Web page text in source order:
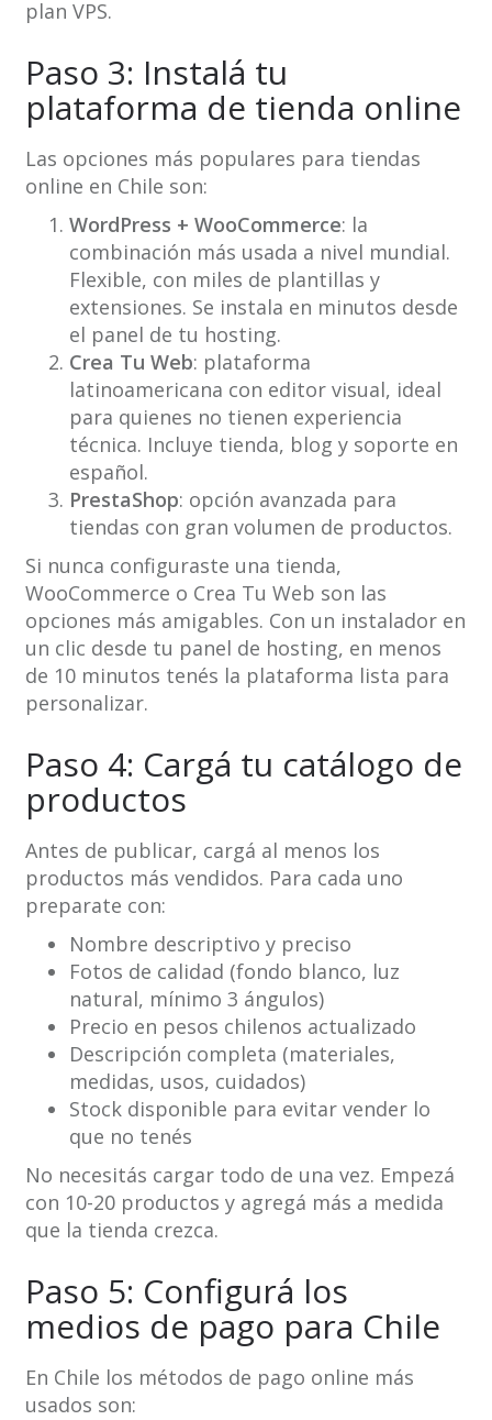
plan VPS.
Paso 3: Instalá tu
plataforma de tienda online
Las opciones más populares para tiendas
online en Chile son:
WordPress + WooCommerce: la
combinación más usada a nivel mundial.
Flexible, con miles de plantillas y
extensiones. Se instala en minutos desde
el panel de tu hosting.
Crea Tu Web: plataforma
latinoamericana con editor visual, ideal
para quienes no tienen experiencia
técnica. Incluye tienda, blog y soporte en
español.
PrestaShop: opción avanzada para
tiendas con gran volumen de productos.
Si nunca configuraste una tienda,
WooCommerce o Crea Tu Web son las
opciones más amigables. Con un instalador en
un clic desde tu panel de hosting, en menos
de 10 minutos tenés la plataforma lista para
personalizar.
Paso 4: Cargá tu catálogo de
productos
Antes de publicar, cargá al menos los
productos más vendidos. Para cada uno
preparate con:
Nombre descriptivo y preciso
Fotos de calidad (fondo blanco, luz
natural, mínimo 3 ángulos)
Precio en pesos chilenos actualizado
Descripción completa (materiales,
medidas, usos, cuidados)
Stock disponible para evitar vender lo
que no tenés
No necesitás cargar todo de una vez. Empezá
con 10-20 productos y agregá más a medida
que la tienda crezca.
Paso 5: Configurá los
medios de pago para Chile
En Chile los métodos de pago online más
usados son: